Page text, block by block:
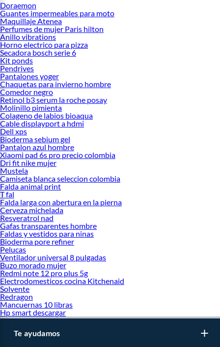
Doraemon
Guantes impermeables para moto
Maquillaje Atenea
Perfumes de mujer Paris hilton
Anillo vibrations
Horno electrico para pizza
Secadora bosch serie 6
Kit ponds
Pendrives
Pantalones yoger
Chaquetas para invierno hombre
Comedor negro
Retinol b3 serum la roche posay
Molinillo pimienta
Colageno de labios bioaqua
Cable displayport a hdmi
Dell xps
Bioderma sebium gel
Pantalon azul hombre
Xiaomi pad 6s pro precio colombia
Dri fit nike mujer
Mustela
Camiseta blanca seleccion colombia
Falda animal print
T fal
Falda larga con abertura en la pierna
Cerveza michelada
Resveratrol nad
Gafas transparentes hombre
Faldas y vestidos para ninas
Bioderma pore refiner
Pelucas
Ventilador universal 8 pulgadas
Buzo morado mujer
Redmi note 12 pro plus 5g
Electrodomesticos cocina Kitchenaid
Solvente
Redragon
Mancuernas 10 libras
Hp smart descargar
Te ayudamos